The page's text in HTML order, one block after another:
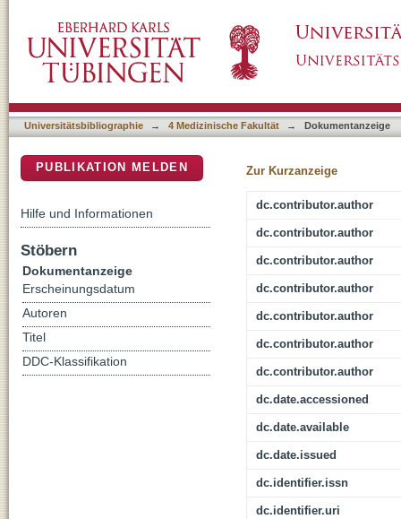
Universitätsbibliographie → 4 Medizinische Fakultät → Dokumentanzeige
Zur Kurzanzeige
dc.contributor.author
dc.contributor.author
dc.contributor.author
dc.contributor.author
dc.contributor.author
dc.contributor.author
dc.contributor.author
dc.date.accessioned
dc.date.available
dc.date.issued
dc.identifier.issn
dc.identifier.uri
PUBLIKATION MELDEN
Hilfe und Informationen
Stöbern
Dokumentanzeige
Erscheinungsdatum
Autoren
Titel
DDC-Klassifikation